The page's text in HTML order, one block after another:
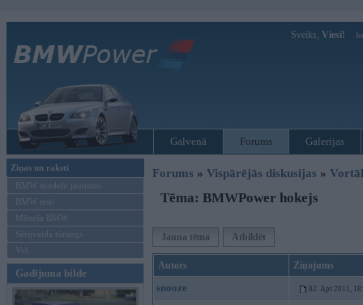
Sveiks, Viesi!
Galvenā Forums Galerijas
Ziņas un raksti
BMW modeļu jaunumi
BMW testi
Mēneša BMW
Sērijveida tūnings
Vel...
Gadījuma bilde
Forums » Vispārējās diskusijas »
Tēma: BMWPower hokejs
Jauna tēma Atbildēt
Autors Ziņojums
snooze 02. Apr 2011,